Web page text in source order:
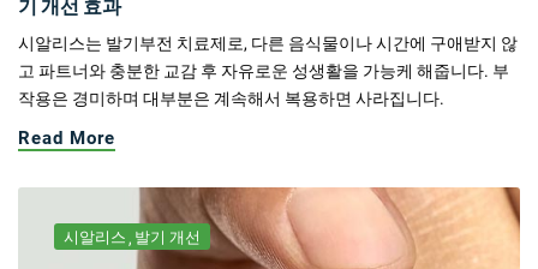
기 개선 효과
시알리스는 발기부전 치료제로, 다른 음식물이나 시간에 구애받지 않
고 파트너와 충분한 교감 후 자유로운 성생활을 가능케 해줍니다. 부
작용은 경미하며 대부분은 계속해서 복용하면 사라집니다.
Read More
시알리스 발기 개선